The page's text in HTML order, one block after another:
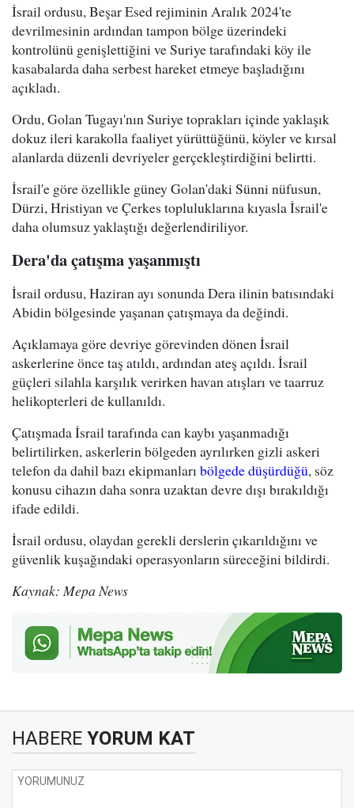
İsrail ordusu, Beşar Esed rejiminin Aralık 2024'te
devrilmesinin ardından tampon bölge üzerindeki
kontrolünü genişlettiğini ve Suriye tarafındaki köy ile
kasabalarda daha serbest hareket etmeye başladığını
açıkladı.
Ordu, Golan Tugayı'nın Suriye toprakları içinde yaklaşık
dokuz ileri karakolla faaliyet yürüttüğünü, köyler ve kırsal
alanlarda düzenli devriyeler gerçekleştirdiğini belirtti.
İsrail'e göre özellikle güney Golan'daki Sünni nüfusun,
Dürzi, Hristiyan ve Çerkes topluluklarına kıyasla İsrail'e
daha olumsuz yaklaştığı değerlendiriliyor.
Dera'da çatışma yaşanmıştı
İsrail ordusu, Haziran ayı sonunda Dera ilinin batısındaki
Abidin bölgesinde yaşanan çatışmaya da değindi.
Açıklamaya göre devriye görevinden dönen İsrail
askerlerine önce taş atıldı, ardından ateş açıldı. İsrail
güçleri silahla karşılık verirken havan atışları ve taarruz
helikopterleri de kullanıldı.
Çatışmada İsrail tarafında can kaybı yaşanmadığı
belirtilirken, askerlerin bölgeden ayrılırken gizli askeri
telefon da dahil bazı ekipmanları bölgede düşürdüğü, söz
konusu cihazın daha sonra uzaktan devre dışı bırakıldığı
ifade edildi.
İsrail ordusu, olaydan gerekli derslerin çıkarıldığını ve
güvenlik kuşağındaki operasyonların süreceğini bildirdi.
Kaynak: Mepa News
HABERE YORUM KAT